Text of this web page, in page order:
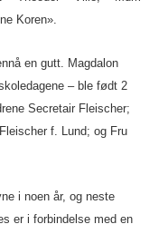
Koren».
en gutt. Magdalon
– ble født 2
Secretair Fleischer;
f. Lund; og Fru
i noen år, og neste
er i forbindelse med en